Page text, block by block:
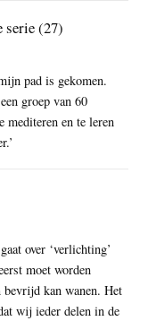
serie (27)
pad is gekomen.
groep van 60
mediteren en te leren
over ‘verlichting’
moet worden
kan wanen. Het
wij ieder delen in de